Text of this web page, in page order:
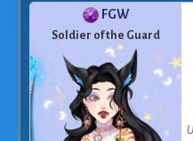
FGW
Soldier of the Guard